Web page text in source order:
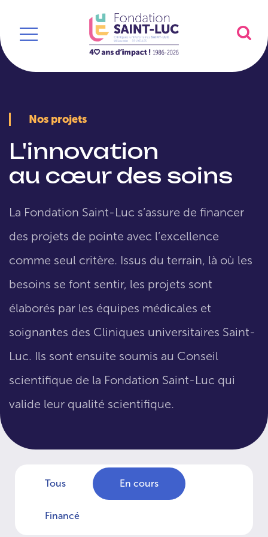
Nos projets
L'innovation
au cœur des soins
La Fondation Saint-Luc s’assure de financer
des projets de pointe avec l’excellence
comme seul critère. Issus du terrain, là où les
besoins se font sentir, les projets sont
élaborés par les équipes médicales et
soignantes des Cliniques universitaires Saint-
Luc. Ils sont ensuite soumis au Conseil
scientifique de la Fondation Saint-Luc qui
valide leur qualité scientifique.
Tous En cours
Financé